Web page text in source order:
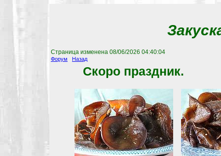
Страница изменена 08/06/2026 04:40:04
Форум Назад
Скоро праздник.